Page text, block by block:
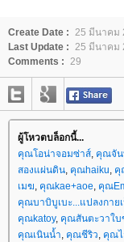
Create Date : 25 มีนาคม
Last Update : 25 มีนาคม
Comments : 29
ผู้โหวตบล็อกนี้...
คุณโอน่าจอมซ่าส์, คุณจัน
สองแผ่นดิน, คุณhaiku, คุ
เมฆ, คุณkae+aoe, คุณ
คุณบาบิบูเบะ...แปลงกาย
คุณkatoy, คุณสันตะวาใบ
คุณเนินน้ำ, คุณชีริว, คุณไ